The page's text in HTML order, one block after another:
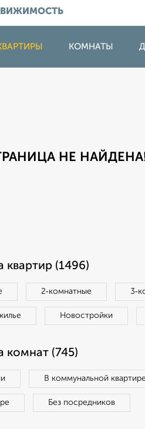
КОМНАТЫ
НЕ
(1496)
2‑комнатные
Новостройки
комнат (745)
В коммунальной квартире
Без посредников